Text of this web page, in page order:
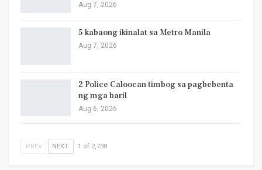
Aug 7, 2026
5 kabaong ikinalat sa Metro Manila
Aug 7, 2026
2 Police Caloocan timbog sa pagbebenta
ng mga baril
Aug 6, 2026
PREV NEXT 1 of 2,738